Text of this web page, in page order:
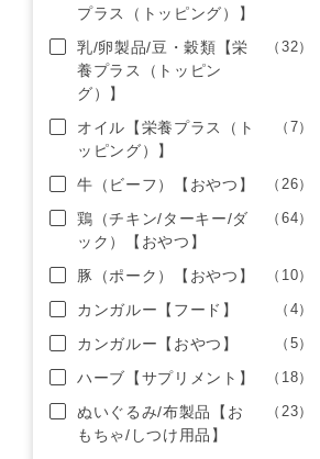
プラス（トッピング）】
乳/卵製品/豆・穀類【栄
養プラス（トッピン
グ）】
（32）
オイル【栄養プラス（ト
ッピング）】
（7）
牛（ビーフ）【おやつ】 （26）
鶏（チキン/ターキー/ダ
ック）【おやつ】
（64）
豚（ポーク）【おやつ】 （10）
カンガルー【フード】 （4）
カンガルー【おやつ】 （5）
ハーブ【サプリメント】 （18）
ぬいぐるみ/布製品【お
もちゃ/しつけ用品】
（23）